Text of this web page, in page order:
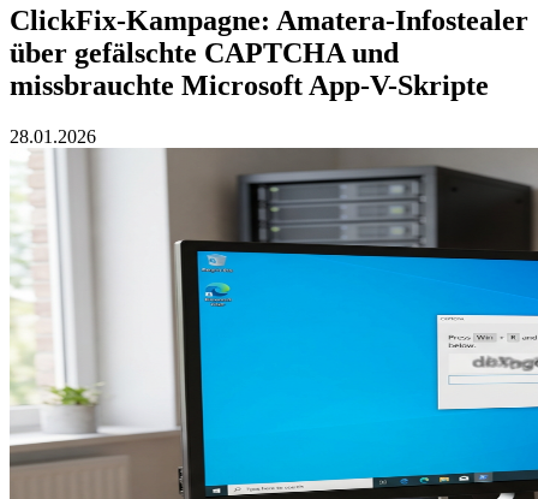
ClickFix-Kampagne: Amatera-Infostealer
über gefälschte CAPTCHA und
missbrauchte Microsoft App-V-Skripte
28.01.2026